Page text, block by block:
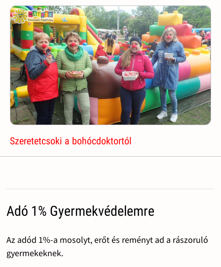
Szeretetcsoki a bohócdoktortól
Adó 1% Gyermekvédelemre
Az adód 1%-a mosolyt, erőt és reményt ad a rászoruló
gyermekeknek.